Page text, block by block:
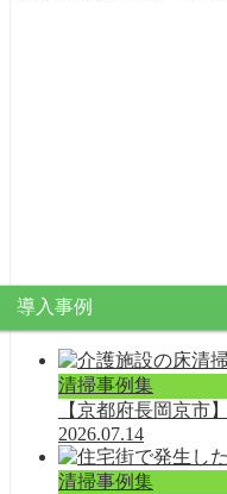
導入事例
清掃事例集
【京都府長岡京市
2026.07.14
清掃事例集